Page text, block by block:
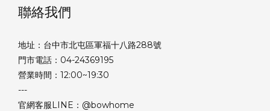
聯絡我們
地址：台中市北屯區軍福十八路288號
門市電話：04-24369195
營業時間：12:00~19:30
---
官網客服LINE：@bowhome